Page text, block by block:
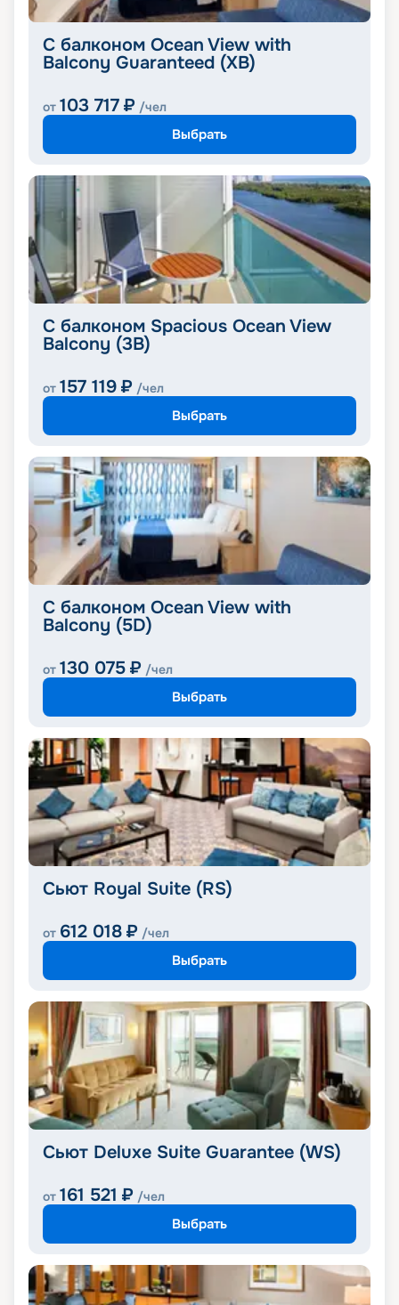
С балконом Ocean View with
Balcony Guaranteed (XB)
от 103 717 ₽ /чел
Выбрать
С балконом Spacious Ocean View
Balcony (3B)
от 157 119 ₽ /чел
Выбрать
С балконом Ocean View with
Balcony (5D)
от 130 075 ₽ /чел
Выбрать
Сьют Royal Suite (RS)
от 612 018 ₽ /чел
Выбрать
Сьют Deluxe Suite Guarantee (WS)
от 161 521 ₽ /чел
Выбрать